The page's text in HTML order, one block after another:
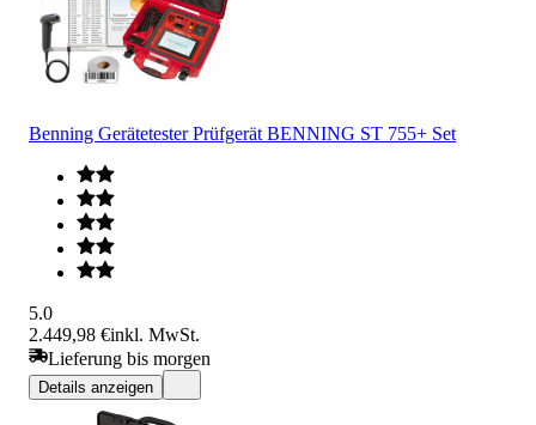
Benning Gerätetester Prüfgerät BENNING ST 755+ Set
5.0
2.449,98 €inkl. MwSt.
Lieferung bis morgen
Details anzeigen